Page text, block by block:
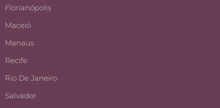
Florianópolis
Maceió
Manaus
Recife
Rio De Janeiro
Salvador